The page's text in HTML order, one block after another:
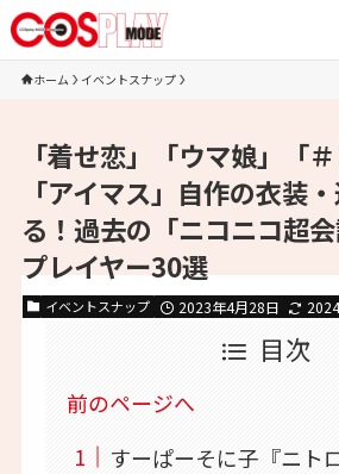
ホーム イベントスナップ
「着せ恋」「ウマ娘」「＃
「アイマス」自作の衣装
る！過去の「ニコニコ超
プレイヤー30選
イベントスナップ 2023年4月28日
目次
前のページへ
すーぱーそに子『ニト